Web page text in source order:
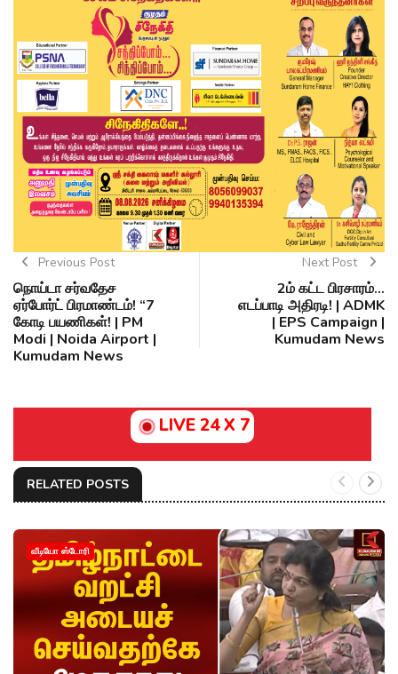
Previous Post
நொய்டா சர்வதேச
ஏர்போர்ட் பிரமாண்டம்! “7
கோடி பயணிகள்! | PM
Modi | Noida Airport |
Kumudam News
Next Post
2ம் கட்ட பிரசாரம்…
எடப்பாடி அதிரடி! | ADMK
| EPS Campaign |
Kumudam News
LIVE 24 X 7
RELATED POSTS
வீடியோ ஸ்டோரி